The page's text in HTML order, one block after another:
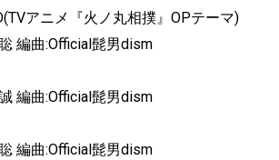
アニメ『火ノ丸相撲』OPテーマ)
編曲:Official髭男dism
編曲:Official髭男dism
編曲:Official髭男dism